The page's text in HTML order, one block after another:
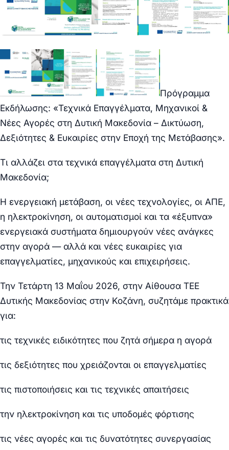
Πρόγραμμα
Εκδήλωσης: «Τεχνικά Επαγγέλματα, Μηχανικοί &
Νέες Αγορές στη Δυτική Μακεδονία – Δικτύωση,
Δεξιότητες & Ευκαιρίες στην Εποχή της Μετάβασης».
Τι αλλάζει στα τεχνικά επαγγέλματα στη Δυτική
Μακεδονία;
Η ενεργειακή μετάβαση, οι νέες τεχνολογίες, οι ΑΠΕ,
η ηλεκτροκίνηση, οι αυτοματισμοί και τα «έξυπνα»
ενεργειακά συστήματα δημιουργούν νέες ανάγκες
στην αγορά — αλλά και νέες ευκαιρίες για
επαγγελματίες, μηχανικούς και επιχειρήσεις.
Την Τετάρτη 13 Μαΐου 2026, στην Αίθουσα ΤΕΕ
Δυτικής Μακεδονίας στην Κοζάνη, συζητάμε πρακτικά
για:
τις τεχνικές ειδικότητες που ζητά σήμερα η αγορά
τις δεξιότητες που χρειάζονται οι επαγγελματίες
τις πιστοποιήσεις και τις τεχνικές απαιτήσεις
την ηλεκτροκίνηση και τις υποδομές φόρτισης
τις νέες αγορές και τις δυνατότητες συνεργασίας